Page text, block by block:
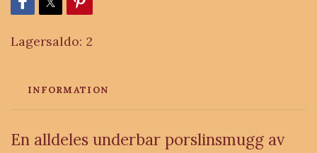
Lagersaldo: 2
INFORMATION
En alldeles underbar porslinsmugg av